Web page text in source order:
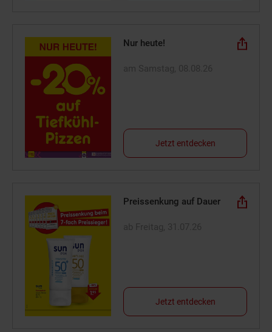
Nur heute!
Jetzt entdecken
Preissenkung auf Dauer
Jetzt entdecken